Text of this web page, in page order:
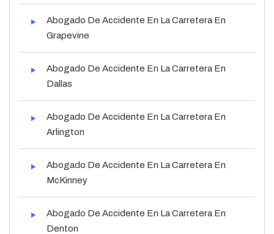
Abogado De Accidente En La Carretera En
Grapevine
Abogado De Accidente En La Carretera En
Dallas
Abogado De Accidente En La Carretera En
Arlington
Abogado De Accidente En La Carretera En
McKinney
Abogado De Accidente En La Carretera En
Denton